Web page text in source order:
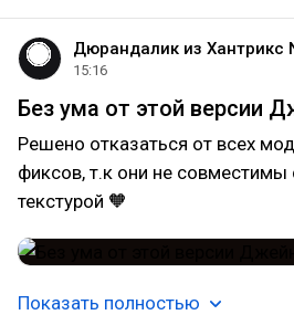
Дюрандалик из Хантрикс
15:16
Без ума от этой версии
Решено отказаться от всех
фиксов, т.к они не совместимы
текстурой 🧡
Показать полностью